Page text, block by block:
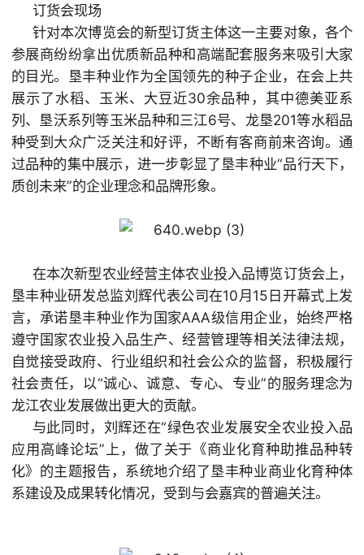
订货会现场
针对本次博览会的新型订货主体这一主要对象，各个
参展商纷纷拿出优质新品种和高端配套服务来吸引大家
的目光。垦丰种业作为全国领先的种子企业，在会上共
展示了水稻、玉米、大豆近30余品种，其中德美亚系
列、垦沃系列等玉米品种和三江6号、龙垦201等水稻品
种受到大众广泛关注和好评，不断有客商前来咨询。通
过品种的集中展示，进一步彰显了垦丰种业“品行天下，
质创未来”的企业理念和品牌形象。
在本次新型农业经营主体农业投入品博览订货会上，
垦丰种业研发总监刘辉代表公司在10月15日开幕式上发
言，承诺垦丰种业作为国家AAA级信用企业，始终严格
遵守国家农业投入品生产、经营管理等相关法律法规，
自觉接受政府、行业组织和社会公众的监督，积极履行
社会责任，以“诚心、诚意、专心、专业”的服务理念为
龙江农业发展做出更大的贡献。
与此同时，刘辉还在“绿色农业发展安全农业投入品
应用高峰论坛”上，做了关于《商业化育种助推品种转
化》的主题报告，系统地介绍了垦丰种业商业化育种体
系建设及成果转化情况，受到与会嘉宾的普遍关注。